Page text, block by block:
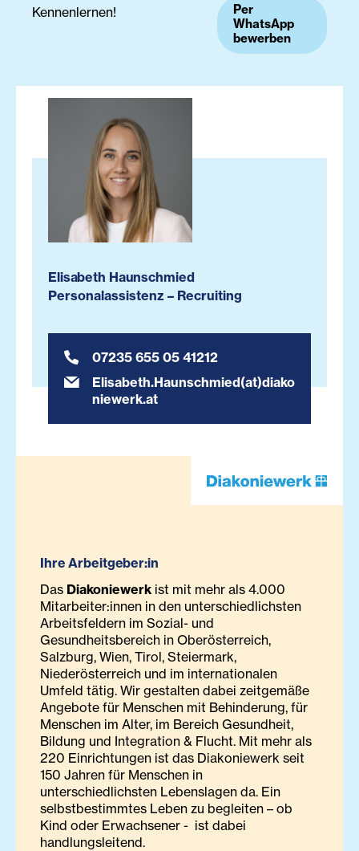
Kennenlernen!
Per
WhatsApp
bewerben
Elisabeth Haunschmied
Personalassistenz – Recruiting
07235 655 05 41212
Elisabeth.Haunschmied(at)diako
niewerk.at
Ihre Arbeitgeber:in
Das Diakoniewerk ist mit mehr als 4.000
Mitarbeiter:innen in den unterschiedlichsten
Arbeitsfeldern im Sozial- und
Gesundheitsbereich in Oberösterreich,
Salzburg, Wien, Tirol, Steiermark,
Niederösterreich und im internationalen
Umfeld tätig. Wir gestalten dabei zeitgemäße
Angebote für Menschen mit Behinderung, für
Menschen im Alter, im Bereich Gesundheit,
Bildung und Integration & Flucht. Mit mehr als
220 Einrichtungen ist das Diakoniewerk seit
150 Jahren für Menschen in
unterschiedlichsten Lebenslagen da. Ein
selbstbestimmtes Leben zu begleiten – ob
Kind oder Erwachsener - ist dabei
handlungsleitend.